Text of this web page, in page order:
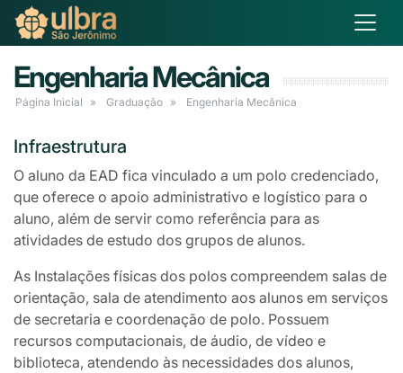
Engenharia Mecânica
Página Inicial Graduação Engenharia Mecânica
Infraestrutura
O aluno da EAD fica vinculado a um polo credenciado,
que oferece o apoio administrativo e logístico para o
aluno, além de servir como referência para as
atividades de estudo dos grupos de alunos.
As Instalações físicas dos polos compreendem salas de
orientação, sala de atendimento aos alunos em serviços
de secretaria e coordenação de polo. Possuem
recursos computacionais, de áudio, de vídeo e
biblioteca, atendendo às necessidades dos alunos,